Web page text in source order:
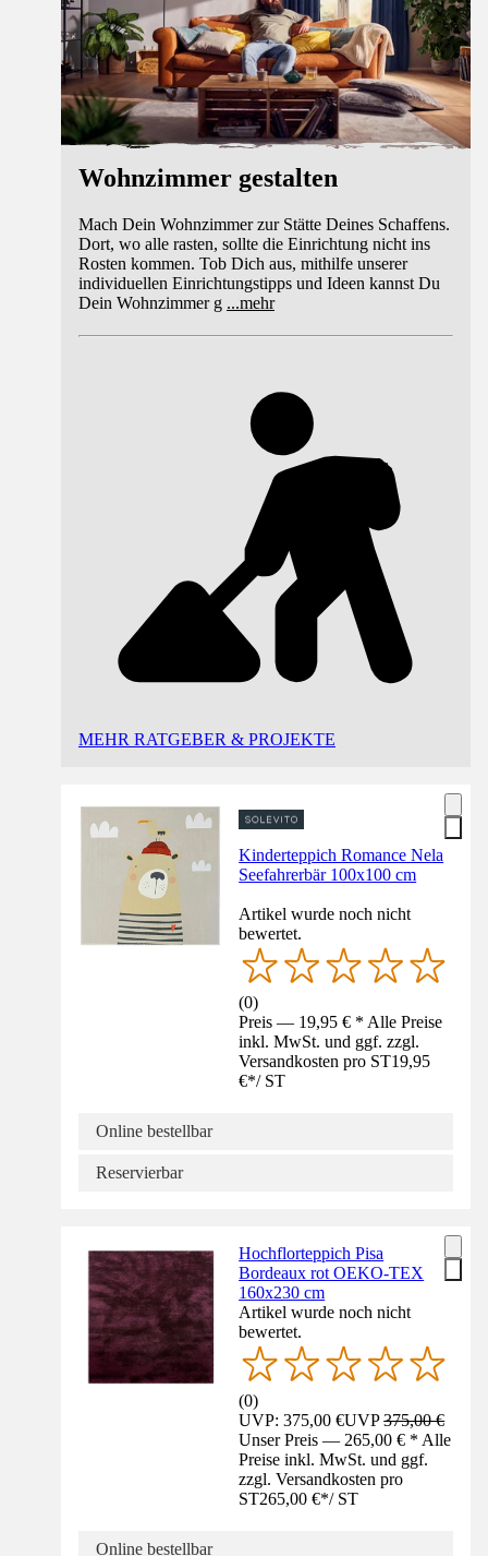
Wohnzimmer gestalten
Mach Dein Wohnzimmer zur Stätte Deines Schaffens.
Dort, wo alle rasten, sollte die Einrichtung nicht ins
Rosten kommen. Tob Dich aus, mithilfe unserer
individuellen Einrichtungstipps und Ideen kannst Du
Dein Wohnzimmer g ...mehr
MEHR RATGEBER & PROJEKTE
Kinderteppich Romance Nela
Seefahrerbär 100x100 cm
Artikel wurde noch nicht
bewertet.
(0)
Preis — 19,95 € * Alle Preise
inkl. MwSt. und ggf. zzgl.
Versandkosten pro ST19,95
€*/ ST
Online bestellbar
Reservierbar
Hochflorteppich Pisa
Bordeaux rot OEKO-TEX
160x230 cm
Artikel wurde noch nicht
bewertet.
(0)
UVP: 375,00 €UVP375,00 €
Unser Preis — 265,00 € * Alle
Preise inkl. MwSt. und ggf.
zzgl. Versandkosten pro
ST265,00 €*/ ST
Online bestellbar